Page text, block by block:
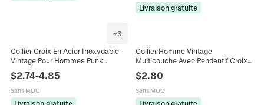
Livraison gratuite
+3
Collier Croix En Acier Inoxydable
Vintage Pour Hommes Punk
Gothique Design De Clou Pendentif
Croix Poli Bijoux Pour Hommes
$2.74-4.85
Sans MOQ
Livraison gratuite
Collier Homme Vintage
Multicouche Avec Pendentif Croix
en Alliage Plaqué Or Argent Chaîne
Serpent Grain de Café Hip Hop
Bijoux
$2.80
Sans MOQ
Livraison gratuite